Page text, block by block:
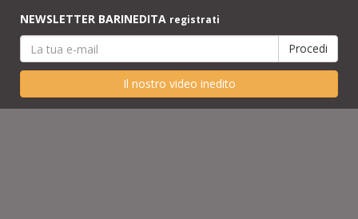
NEWSLETTER BARINEDITA registrati
Il nostro video inedito